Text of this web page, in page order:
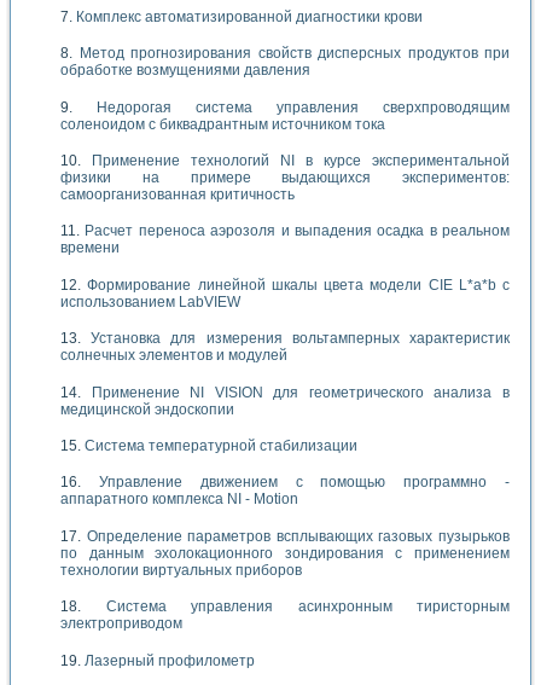
Комплекс автоматизированной диагностики крови
Метод прогнозирования свойств дисперсных продуктов при
обработке возмущениями давления
Недорогая система управления сверхпроводящим
соленоидом с биквадрантным источником тока
Применение технологий NI в курсе экспериментальной
физики на примере выдающихся экспериментов:
самоорганизованная критичность
Расчет переноса аэрозоля и выпадения осадка в реальном
времени
Формирование линейной шкалы цвета модели CIE L*a*b с
использованием LabVIEW
Установка для измерения вольтамперных характеристик
солнечных элементов и модулей
Применение NI VISION для геометрического анализа в
медицинской эндоскопии
Система температурной стабилизации
Управление движением с помощью программно -
аппаратного комплекса NI - Motion
Определение параметров всплывающих газовых пузырьков
по данным эхолокационного зондирования с применением
технологии виртуальных приборов
Система управления асинхронным тиристорным
электроприводом
Лазерный профилометр